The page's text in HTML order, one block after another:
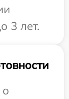
3 лет.